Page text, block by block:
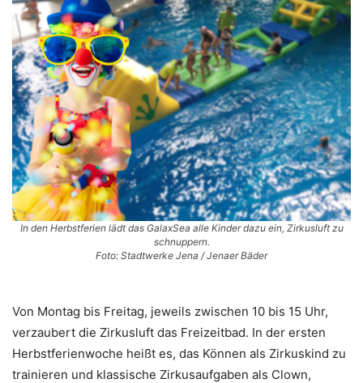
In den Herbstferien lädt das GalaxSea alle Kinder dazu ein, Zirkusluft zu
schnuppern.
Foto: Stadtwerke Jena / Jenaer Bäder
Von Montag bis Freitag, jeweils zwischen 10 bis 15 Uhr,
verzaubert die Zirkusluft das Freizeitbad. In der ersten
Herbstferienwoche heißt es, das Können als Zirkuskind zu
trainieren und klassische Zirkusaufgaben als Clown,